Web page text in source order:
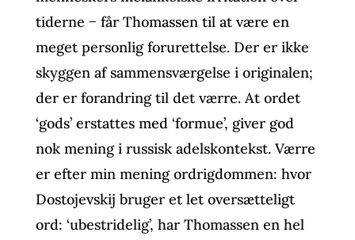
tiderne − får Thomassen til at være en
meget personlig forurettelse. Der er ikke
skyggen af sammensværgelse i originalen;
der er forandring til det værre. At ordet
‘gods’ erstattes med ‘formue’, giver god
nok mening i russisk adelskontekst. Værre
er efter min mening ordrigdommen: hvor
Dostojevskij bruger et let oversætteligt
ord: ‘ubestridelig’, har Thomassen en hel